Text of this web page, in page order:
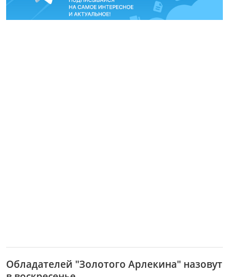
Обладателей "Золотого Арлекина" назовут